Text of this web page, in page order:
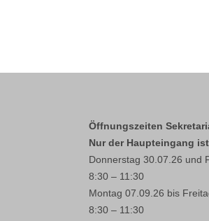
Öffnungszeiten
Nur der Haupteingang
Donnerstag 30.07.26 und
8:30 – 11:30
Montag 07.09.26 bis
8:30 – 11:30